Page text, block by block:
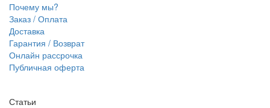
Почему мы?
Заказ / Оплата
Доставка
Гарантия / Возврат
Онлайн рассрочка
Публичная оферта
Статьи